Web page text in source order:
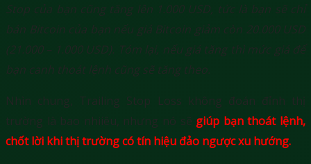
Stop của bạn cũng tăng lên 1.000 USD, tức là bạn sẽ chỉ
bán Bitcoin của bạn nếu giá Bitcoin giảm còn 20.000 USD
(21.000 – 1.000 USD). Tóm lại, nếu giá tăng thì mức giá để
bạn canh thoát lệnh cũng sẽ tăng theo.
Nhìn chung, Trailing Stop Loss không đoán đỉnh thị
trường là bao nhiiêu, nhưng nó sẽ giúp bạn thoát lệnh,
chốt lời khi thị trường có tín hiệu đảo ngược xu hướng.